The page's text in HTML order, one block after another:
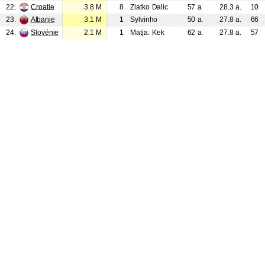
22.
Croatie 3.8 M 8 Zlatko Dalic 57 a. 28.3 a.
10
23.
Albanie 3.1 M 1 Sylvinho 50 a. 27.8 a.
66
24.
Slovénie 2.1 M 1 Matja. Kek 62 a. 27.8 a. 57